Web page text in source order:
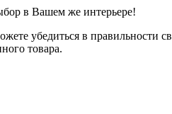
в Вашем же интерьере!
убедиться в правильности
товара.